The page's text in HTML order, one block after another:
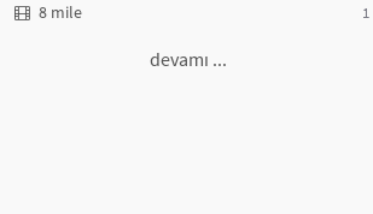
8 mile 1
devamı ...